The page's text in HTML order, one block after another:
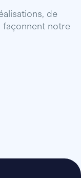
de
façonnent notre